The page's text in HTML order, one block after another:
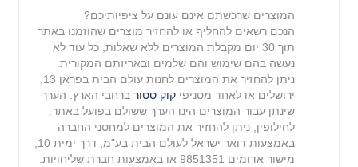
המוצרים שרכשתם אינם עונם על ציפיותיכם?
הנכם רשאים להחליף או להחזיר מוצרים שהוזמנו באתר
תוך 30 יום מקבלת המוצרים ללא שאלות, כל עוד לא
נעשה בהם שימוש והם שלמים ובאריזתם המקורית.
ניתן להחזיר את המוצרים לחנות עולם הבית בפראן 13,
ירושלים או לאחד מסניפיקוק סטור ברחבי הארץ. הערך
שינתן עבור המוצרים הינו הערך ששולם בפועל באתר.
לחילופין, ניתן להחזיר את המוצרים למחסני החברה
באמצעות דואר ישראל לעולם הבית בע"מ, דרך ימית 10,
מישוראדומים 9851351 או באמצעות חברת שליחויות.